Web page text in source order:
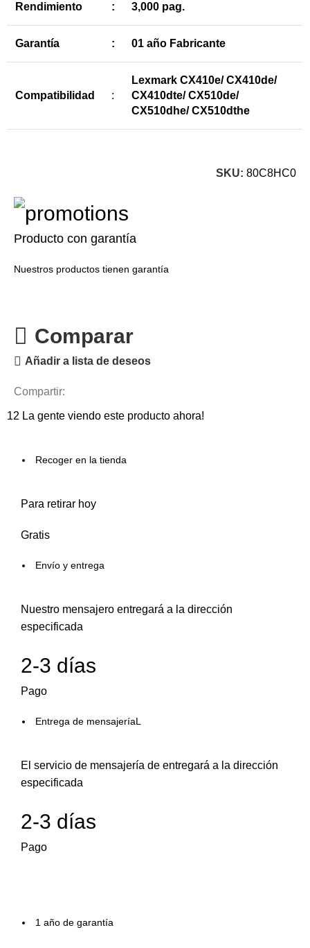
Rendimiento : 3,000 pag.
Garantía : 01 año Fabricante
Compatibilidad :
Lexmark CX410e/ CX410de/
CX410dte/ CX510de/
CX510dhe/ CX510dthe
SKU: 80C8HC0
Producto con garantía
Nuestros productos tienen garantía
Comparar
Añadir a lista de deseos
Compartir:
12 La gente viendo este producto ahora!
Recoger en la tienda
Para retirar hoy
Gratis
Envío y entrega
Nuestro mensajero entregará a la dirección
especificada
2-3 días
Pago
Entrega de mensajeríaL
El servicio de mensajería de entregará a la dirección
especificada
2-3 días
Pago
1 año de garantía